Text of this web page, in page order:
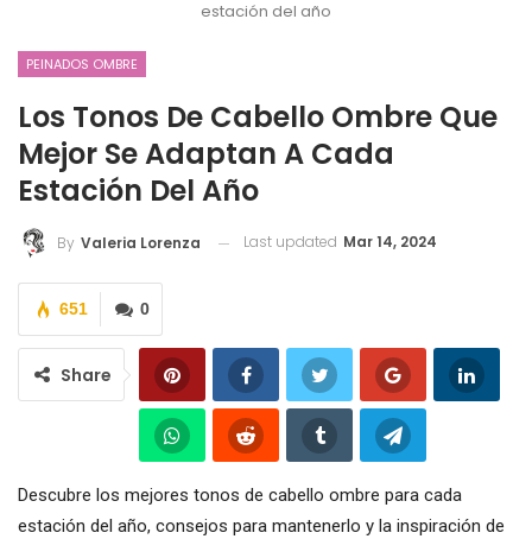
estación del año
PEINADOS OMBRE
Los Tonos De Cabello Ombre Que
Mejor Se Adaptan A Cada
Estación Del Año
By Valeria Lorenza Last updated Mar 14, 2024
0
651
Share
Descubre los mejores tonos de cabello ombre para cada
estación del año, consejos para mantenerlo y la inspiración de